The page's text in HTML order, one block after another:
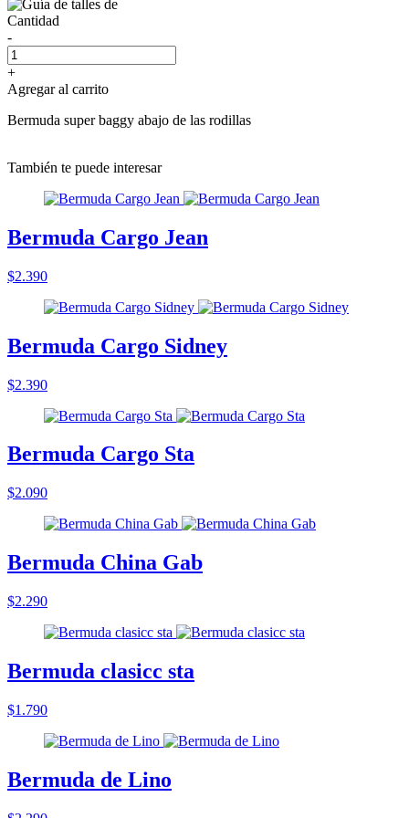
Cantidad
-
+
Agregar al carrito
Bermuda super baggy abajo de las rodillas
También te puede interesar
Bermuda Cargo Jean
$2.390
Bermuda Cargo Sidney
$2.390
Bermuda Cargo Sta
$2.090
Bermuda China Gab
$2.290
Bermuda clasicc sta
$1.790
Bermuda de Lino